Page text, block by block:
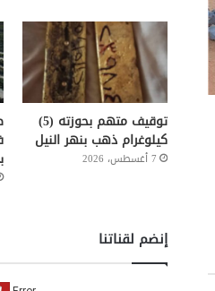
توقيف متهم بحوزته (5)
كيلوغرام ذهب بنهر النيل
7 أغسطس، 2026
إنضم لقناتنا